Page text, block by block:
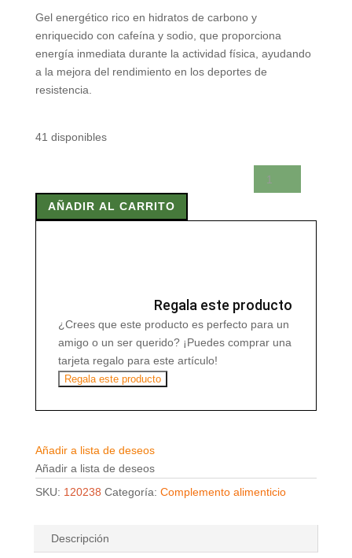
Gel energético rico en hidratos de carbono y
enriquecido con cafeína y sodio, que proporciona
energía inmediata durante la actividad física, ayudando
a la mejora del rendimiento en los deportes de
resistencia.
41 disponibles
UP
GEL
cantidad
AÑADIR AL CARRITO
Regala este producto
¿Crees que este producto es perfecto para un
amigo o un ser querido? ¡Puedes comprar una
tarjeta regalo para este artículo!
Regala este producto
Añadir a lista de deseos
Añadir a lista de deseos
SKU: 120238 Categoría: Complemento alimenticio
Descripción